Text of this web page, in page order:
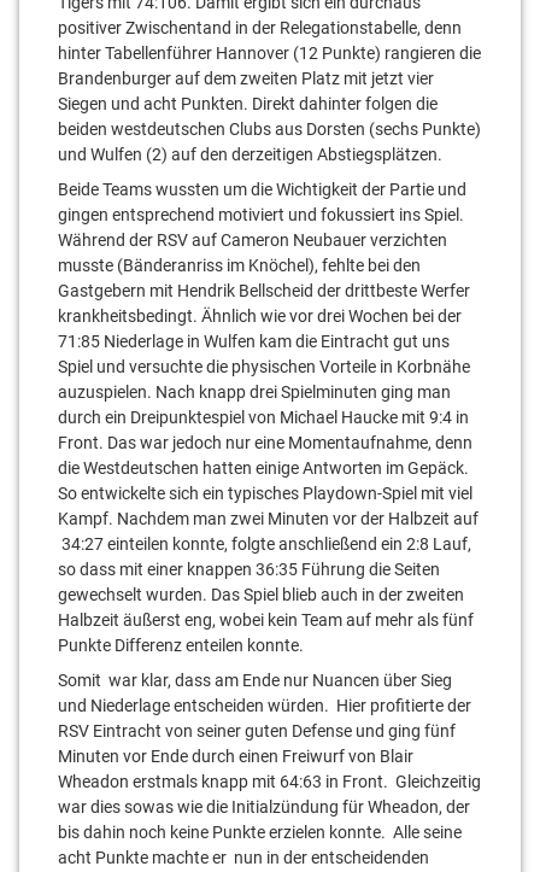
positiver Zwischentand in der Relegationstabelle, denn
hinter Tabellenführer Hannover (12 Punkte) rangieren die
Brandenburger auf dem zweiten Platz mit jetzt vier
Siegen und acht Punkten. Direkt dahinter folgen die
beiden westdeutschen Clubs aus Dorsten (sechs Punkte)
und Wulfen (2) auf den derzeitigen Abstiegsplätzen.
Beide Teams wussten um die Wichtigkeit der Partie und
gingen entsprechend motiviert und fokussiert ins Spiel.
Während der RSV auf Cameron Neubauer verzichten
musste (Bänderanriss im Knöchel), fehlte bei den
Gastgebern mit Hendrik Bellscheid der drittbeste Werfer
krankheitsbedingt. Ähnlich wie vor drei Wochen bei der
71:85 Niederlage in Wulfen kam die Eintracht gut uns
Spiel und versuchte die physischen Vorteile in Korbnähe
auzuspielen. Nach knapp drei Spielminuten ging man
durch ein Dreipunktespiel von Michael Haucke mit 9:4 in
Front. Das war jedoch nur eine Momentaufnahme, denn
die Westdeutschen hatten einige Antworten im Gepäck.
So entwickelte sich ein typisches Playdown-Spiel mit viel
Kampf. Nachdem man zwei Minuten vor der Halbzeit auf
34:27 einteilen konnte, folgte anschließend ein 2:8 Lauf,
so dass mit einer knappen 36:35 Führung die Seiten
gewechselt wurden. Das Spiel blieb auch in der zweiten
Halbzeit äußerst eng, wobei kein Team auf mehr als fünf
Punkte Differenz enteilen konnte.
Somit war klar, dass am Ende nur Nuancen über Sieg
und Niederlage entscheiden würden. Hier profitierte der
RSV Eintracht von seiner guten Defense und ging fünf
Minuten vor Ende durch einen Freiwurf von Blair
Wheadon erstmals knapp mit 64:63 in Front. Gleichzeitig
war dies sowas wie die Initialzündung für Wheadon, der
bis dahin noch keine Punkte erzielen konnte. Alle seine
acht Punkte machte er nun in der entscheidenden